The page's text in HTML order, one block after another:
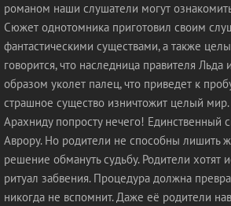
романом наши слушатели могут
Сюжет однотомника приготовил своим
фантастическими существами, а также
говорится, что наследница правителя
образом уколет палец, что приведет к
страшное существо изничтожит целый мир.
Арахниду попросту нечего! Единственный
Аврору. Но родители не способны лишить
решение обмануть судьбу. Родители хотят
ритуал забвения. Процедура должна
никогда не вспомнит. Даже её родители